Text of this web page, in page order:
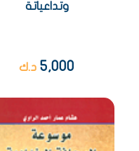
وتداعياتة
5,000 د.ك